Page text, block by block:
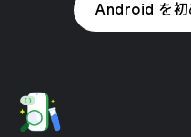
Android を初